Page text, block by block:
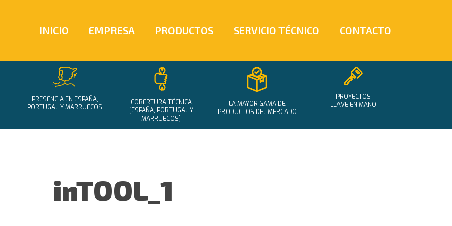
INICIO EMPRESA PRODUCTOS SERVICIO TÉCNICO CONTACTO
PRESENCIA EN ESPAÑA,
PORTUGAL Y MARRUECOS
COBERTURA TÉCNICA
[ESPAÑA, PORTUGAL Y
MARRUECOS]
LA MAYOR GAMA DE
PRODUCTOS DEL MERCADO
PROYECTOS
LLAVE EN MANO
inTOOL_1